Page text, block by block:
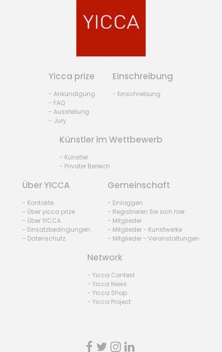
Yicca prize
- Ankündigung
- FAQ
- Ausstellung
- Jury
Einschreibung
- Einschreibung
Künstler im Wettbewerb
- Künstler
- Privater Bereich
Über YICCA
- Kontakte
- Über yicca prize
- Über YICCA
- Einsatzbedingungen
- Datenschutz
Gemeinschaft
- Einloggen
- Registrieren Sie sich hier
- Mitglieder
- Mitglieder - Kunstwerke
- Mitglieder - Veranstaltungen
Network
- Yicca Contest
- Yicca News
- Yicca Shop
- Yicca Project